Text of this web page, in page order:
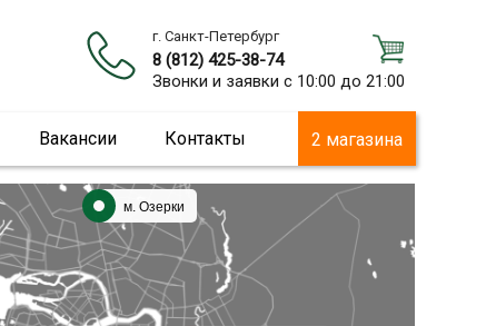
г. Санкт-Петербург
8 (812) 425-38-74
Звонки и заявки с 10:00 до 21:00
Вакансии Контакты 2 магазина
м. Озерки